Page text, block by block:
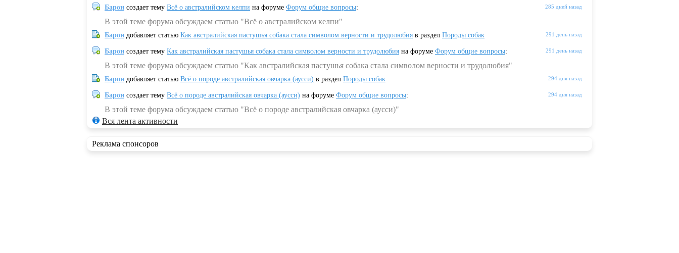
285 дней назад
Барон создает тему Всё о австралийском келпи на форуме Форум общие вопросы:
В этой теме форума обсуждаем статью "Всё о австралийском келпи"
291 день назад
Барон добавляет статью Как австралийская пастушья собака стала символом верности и трудолюбия в раздел Породы собак
291 день назад
Барон создает тему Как австралийская пастушья собака стала символом верности и трудолюбия на форуме Форум общие вопросы:
В этой теме форума обсуждаем статью "Как австралийская пастушья собака стала символом верности и трудолюбия"
294 дня назад
Барон добавляет статью Всё о породе австралийская овчарка (аусси) в раздел Породы собак
294 дня назад
Барон создает тему Всё о породе австралийская овчарка (аусси) на форуме Форум общие вопросы:
В этой теме форума обсуждаем статью "Всё о породе австралийская овчарка (аусси)"
Вся лента активности
Реклама спонсоров